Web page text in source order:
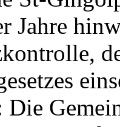
Jahre
Die